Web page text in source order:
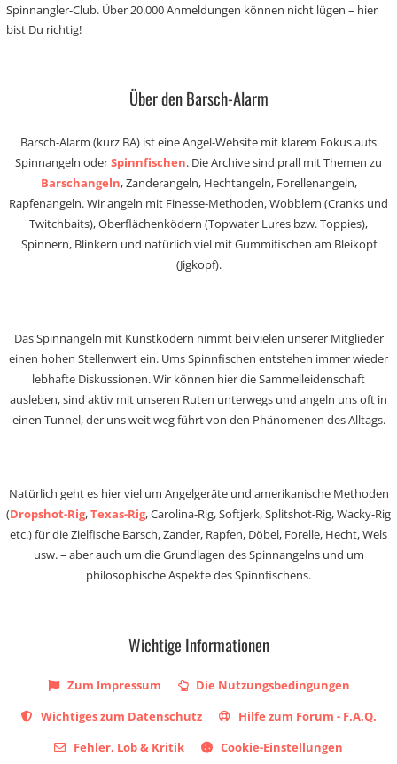
Spinnangler-Club. Über 20.000 Anmeldungen können nicht lügen – hier
bist Du richtig!
Über den Barsch-Alarm
Barsch-Alarm (kurz BA) ist eine Angel-Website mit klarem Fokus aufs
Spinnangeln oderSpinnfischen. Die Archive sind prall mit Themen zu
Barschangeln, Zanderangeln, Hechtangeln, Forellenangeln,
Rapfenangeln. Wir angeln mit Finesse-Methoden, Wobblern (Cranks und
Twitchbaits), Oberflächenködern (Topwater Lures bzw. Toppies),
Spinnern, Blinkern und natürlich viel mit Gummifischen am Bleikopf
(Jigkopf).
Das Spinnangeln mit Kunstködern nimmt bei vielen unserer Mitglieder
einen hohen Stellenwert ein. Ums Spinnfischen entstehen immer wieder
lebhafte Diskussionen. Wir können hier die Sammelleidenschaft
ausleben, sind aktiv mit unseren Ruten unterwegs und angeln uns oft in
einen Tunnel, der uns weit weg führt von den Phänomenen des Alltags.
Natürlich geht es hier viel um Angelgeräte und amerikanische Methoden
(Dropshot-Rig,Texas-Rig, Carolina-Rig, Softjerk, Splitshot-Rig, Wacky-Rig
etc.) für die Zielfische Barsch, Zander, Rapfen, Döbel, Forelle, Hecht, Wels
usw. – aber auch um die Grundlagen des Spinnangelns und um
philosophische Aspekte des Spinnfischens.
Wichtige Informationen
Zum Impressum
Die Nutzungsbedingungen
Wichtiges zum Datenschutz
Hilfe zum Forum - F.A.Q.
Fehler, Lob & Kritik
Cookie-Einstellungen